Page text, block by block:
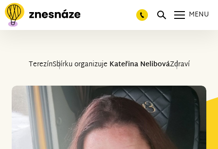
MENU
TerezínSbírku organizuje Kateřina NelibováZdraví